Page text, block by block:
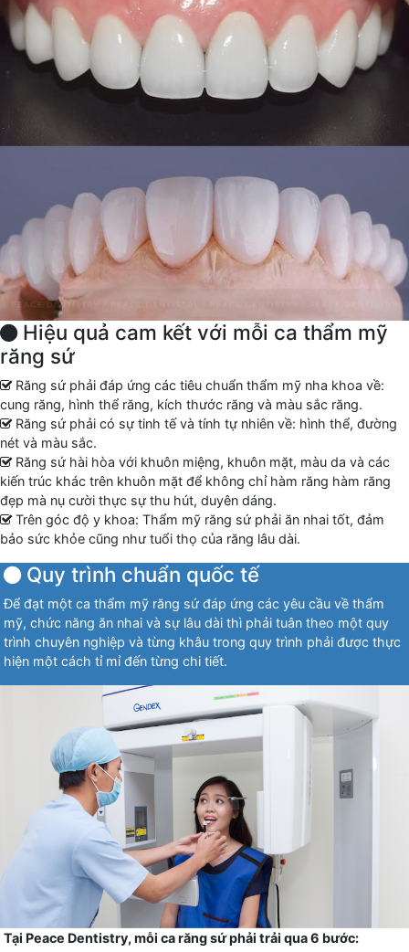
Hiệu quả cam kết với mỗi ca thẩm mỹ
răng sứ
Răng sứ phải đáp ứng các tiêu chuẩn thẩm mỹ nha khoa về:
cung răng, hình thể răng, kích thước răng và màu sắc răng.
Răng sứ phải có sự tinh tế và tính tự nhiên về: hình thể, đường
nét và màu sắc.
Răng sứ hài hòa với khuôn miệng, khuôn mặt, màu da và các
kiến trúc khác trên khuôn mặt để không chỉ hàm răng hàm răng
đẹp mà nụ cười thực sự thu hút, duyên dáng.
Trên góc độ y khoa: Thẩm mỹ răng sứ phải ăn nhai tốt, đảm
bảo sức khỏe cũng như tuổi thọ của răng lâu dài.
Quy trình chuẩn quốc tế
Để đạt một ca thẩm mỹ răng sứ đáp ứng các yêu cầu về thẩm
mỹ, chức năng ăn nhai và sự lâu dài thì phải tuân theo một quy
trình chuyên nghiệp và từng khâu trong quy trình phải được thực
hiện một cách tỉ mỉ đến từng chi tiết.
Tại Peace Dentistry, mỗi ca răng sứ phải trải qua 6 bước: